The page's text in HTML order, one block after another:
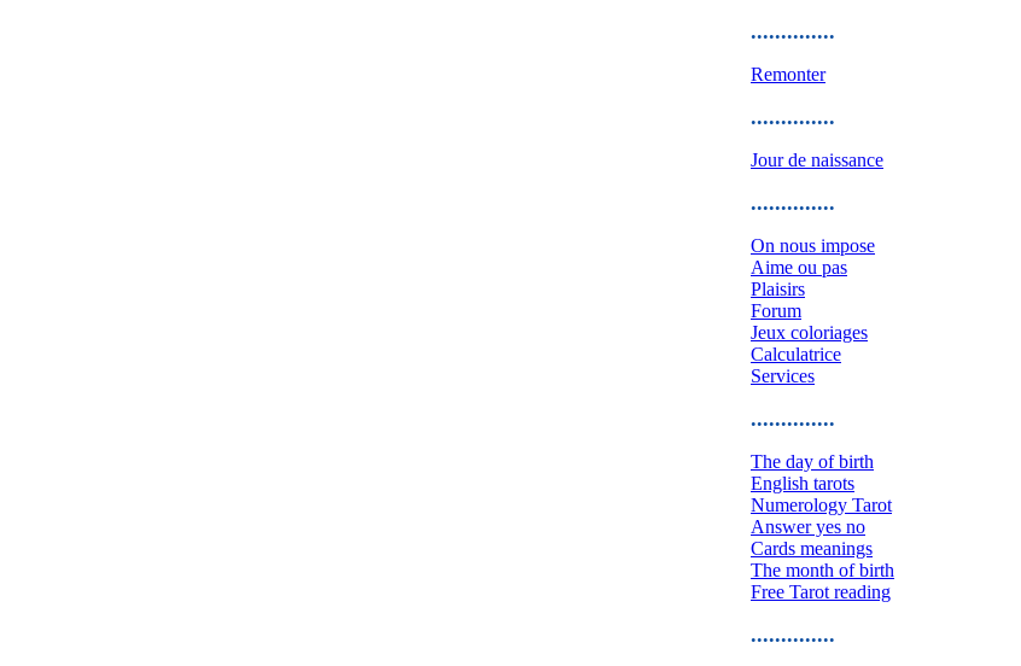
..............
Remonter
..............
Jour de naissance
..............
On nous impose
Aime ou pas
Plaisirs
Forum
Jeux coloriages
Calculatrice
Services
..............
The day of birth
English tarots
Numerology Tarot
Answer yes no
Cards meanings
The month of birth
Free Tarot reading
..............